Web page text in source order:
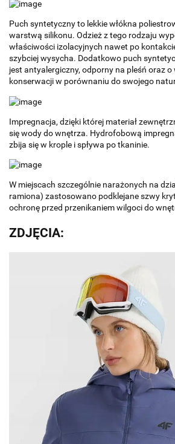
Puch syntetyczny to lekkie włókna
warstwą silikonu. Odzież z tego rodzaju
właściwości izolacyjnych nawet po
szybciej wysycha. Dodatkowo puch
jest antyalergiczny, odporny na pleśń oraz o
konserwacji w porównaniu do swojego
Impregnacja, dzięki której materiał
się wody do wnętrza. Hydrofobową
zbija się w krople i spływa po tkaninie.
W miejscach szczególnie narażonych na
ramiona) zastosowano podklejane szwy
ochronę przed przenikaniem wilgoci do
ZDJĘCIA: